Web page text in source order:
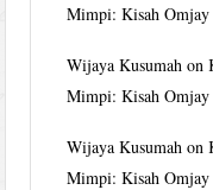
Mimpi: Kisah Omjay
Wijaya Kusumah on
Mimpi: Kisah Omjay
Wijaya Kusumah on
Mimpi: Kisah Omjay